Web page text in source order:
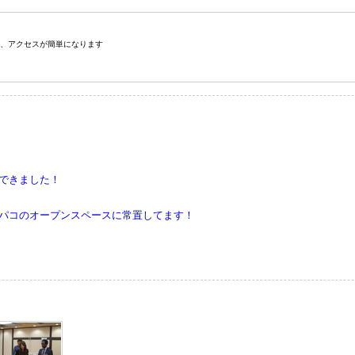
アクセスが簡単になります
きました！
コのオープンスペースに常置してます！